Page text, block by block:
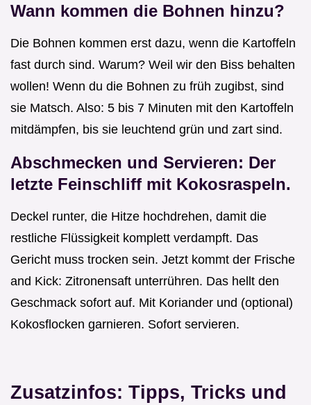
Wann kommen die Bohnen hinzu?
Die Bohnen kommen erst dazu, wenn die Kartoffeln
fast durch sind. Warum? Weil wir den Biss behalten
wollen! Wenn du die Bohnen zu früh zugibst, sind
sie Matsch. Also: 5 bis 7 Minuten mit den Kartoffeln
mitdämpfen, bis sie leuchtend grün und zart sind.
Abschmecken und Servieren: Der
letzte Feinschliff mit Kokosraspeln.
Deckel runter, die Hitze hochdrehen, damit die
restliche Flüssigkeit komplett verdampft. Das
Gericht muss trocken sein. Jetzt kommt der Frische
and Kick: Zitronensaft unterrühren. Das hellt den
Geschmack sofort auf. Mit Koriander und (optional)
Kokosflocken garnieren. Sofort servieren.
Zusatzinfos: Tipps, Tricks und